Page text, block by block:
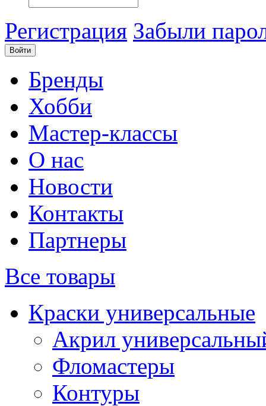
Регистрация Забыли
Бренды
Хобби
Мастер-классы
О нас
Новости
Контакты
Партнеры
Все товары
Краски универсальные
Акрил
Фломастеры
Контуры